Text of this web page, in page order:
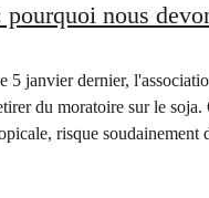
nous
janvier dernier,
du moratoire sur le soja.
risque soudainement